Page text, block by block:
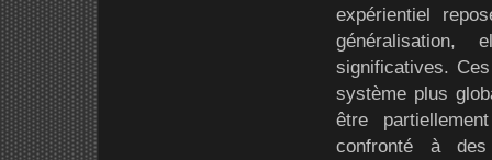
expérientiel
généralisation,
significatives.
système plus
être
confronté à des